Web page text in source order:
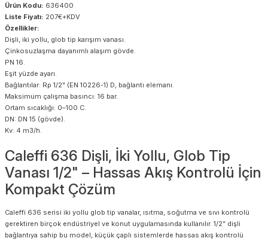
Ürün Kodu: 636400
Liste Fiyatı: 207€+KDV
Özellikler:
Dişli, iki yollu, glob tip karışım vanası.
Çinkosuzlaşma dayanımlı alaşım gövde.
PN 16.
Eşit yüzde ayarı.
Bağlantılar: Rp 1/2" (EN 10226-1) D, bağlantı elemanı.
Maksimum çalışma basıncı: 16 bar.
Ortam sıcaklığı: 0–100 C.
DN: DN 15 (gövde).
Kv: 4 m3/h.
Caleffi 636 Dişli, İki Yollu, Glob Tip
Vanası 1/2" – Hassas Akış Kontrolü İçin
Kompakt Çözüm
Caleffi 636 serisi iki yollu glob tip vanalar, ısıtma, soğutma ve sıvı kontrolü
gerektiren birçok endüstriyel ve konut uygulamasında kullanılır. 1/2” dişli
bağlantıya sahip bu model, küçük çaplı sistemlerde hassas akış kontrolü